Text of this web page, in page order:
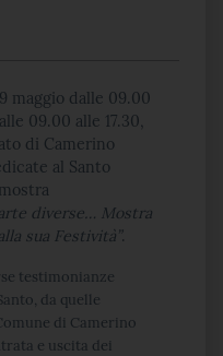
maggio dalle 09.00
09.00 alle 17.30,
di Camerino
al Santo
diverse… Mostra
sua Festività”.
testimonianze
da quelle
di Camerino
e uscita dei